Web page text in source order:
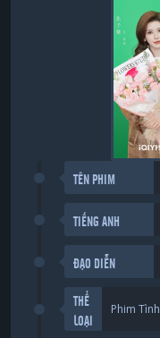
TÊN PHIM
TIẾNG ANH
ĐẠO DIỄN
THỂ
LOẠI
Phim